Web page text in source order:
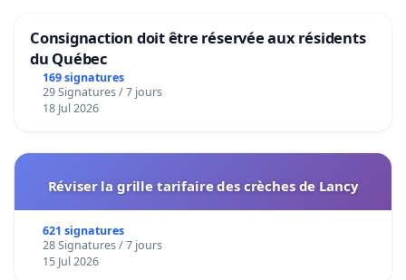
Consignaction doit être réservée aux résidents
du Québec
169 signatures
29 Signatures / 7 jours
18 Jul 2026
Réviser la grille tarifaire des crèches de Lancy
621 signatures
28 Signatures / 7 jours
15 Jul 2026